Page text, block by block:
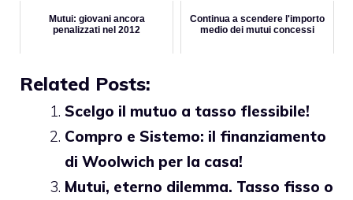
Mutui: giovani ancora
penalizzati nel 2012
Continua a scendere l'importo
medio dei mutui concessi
Related Posts:
Scelgo il mutuo a tasso flessibile!
Compro e Sistemo: il finanziamento
di Woolwich per la casa!
Mutui, eterno dilemma. Tasso fisso o